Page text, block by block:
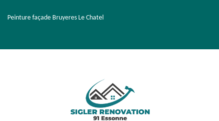
Peinture façade Bruyeres Le Chatel